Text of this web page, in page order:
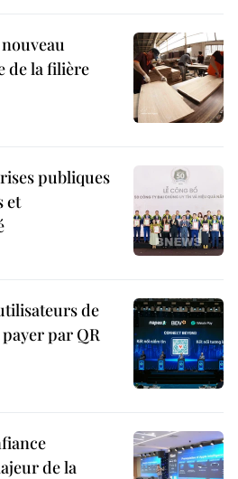
de la filière
publiques
et
de
par QR
de la